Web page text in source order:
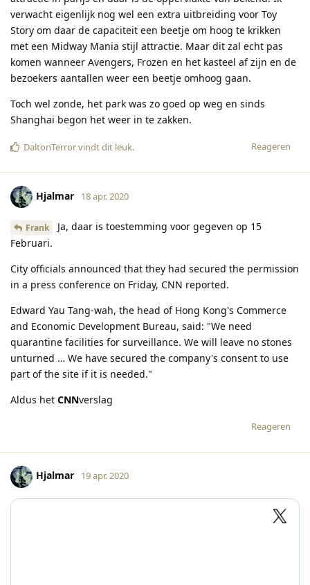
verwacht eigenlijk nog wel een extra uitbreiding voor Toy
Story om daar de capaciteit een beetje om hoog te krikken
met een Midway Mania stijl attractie. Maar dit zal echt pas
komen wanneer Avengers, Frozen en het kasteel af zijn en de
bezoekers aantallen weer een beetje omhoog gaan.
Toch wel zonde, het park was zo goed op weg en sinds
Shanghai begon het weer in te zakken.
Reageren
DaltonTerrorvindt dit leuk.
Hjalmar 18 apr. 2020
Frank
Ja, daar is toestemming voor gegeven op 15
Februari.
City officials announced that they had secured the permission
in a press conference on Friday, CNN reported.
Edward Yau Tang-wah, the head of Hong Kong's Commerce
and Economic Development Bureau, said: "We need
quarantine facilities for surveillance. We will leave no stones
unturned … We have secured the company's consent to use
part of the site if it is needed."
Aldus het CNNverslag
Reageren
Hjalmar 19 apr. 2020